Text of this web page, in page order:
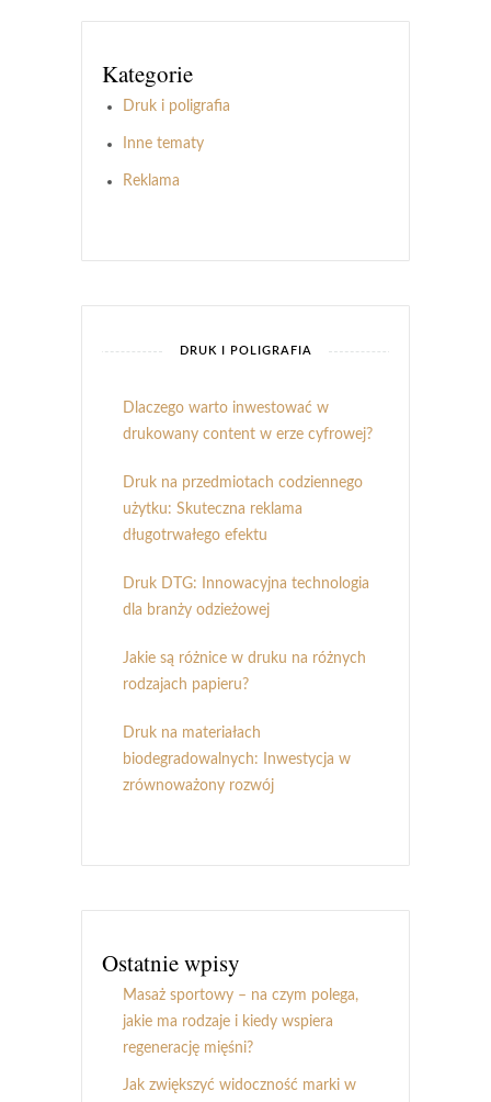
Kategorie
Druk i poligrafia
Inne tematy
Reklama
DRUK I POLIGRAFIA
Dlaczego warto inwestować w
drukowany content w erze cyfrowej?
Druk na przedmiotach codziennego
użytku: Skuteczna reklama
długotrwałego efektu
Druk DTG: Innowacyjna technologia
dla branży odzieżowej
Jakie są różnice w druku na różnych
rodzajach papieru?
Druk na materiałach
biodegradowalnych: Inwestycja w
zrównoważony rozwój
Ostatnie wpisy
Masaż sportowy – na czym polega,
jakie ma rodzaje i kiedy wspiera
regenerację mięśni?
Jak zwiększyć widoczność marki w